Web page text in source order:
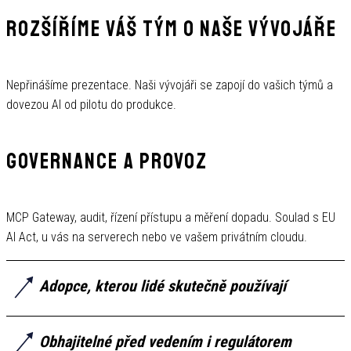
ROZŠÍŘÍME VÁŠ TÝM O NAŠE VÝVOJÁŘE
Nepřinášíme prezentace. Naši vývojáři se zapojí do vašich týmů a
dovezou AI od pilotu do produkce.
GOVERNANCE A PROVOZ
MCP Gateway, audit, řízení přístupu a měření dopadu. Soulad s EU
AI Act, u vás na serverech nebo ve vašem privátním cloudu.
Adopce, kterou lidé skutečně používají
Praktická školení L1–L3 na vašich nástrojích: Heureka
Obhajitelné před vedením i regulátorem